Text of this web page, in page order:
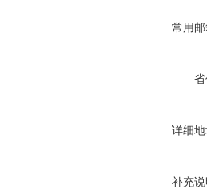
常用
详细
补充